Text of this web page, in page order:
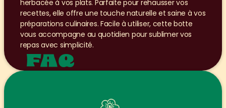
herbacée à vos plats. Parfaite pour rehausser vos
recettes, elle offre une touche naturelle et saine à vos
préparations culinaires. Facile à utiliser, cette botte
vous accompagne au quotidien pour sublimer vos
repas avec simplicité.
FAQ